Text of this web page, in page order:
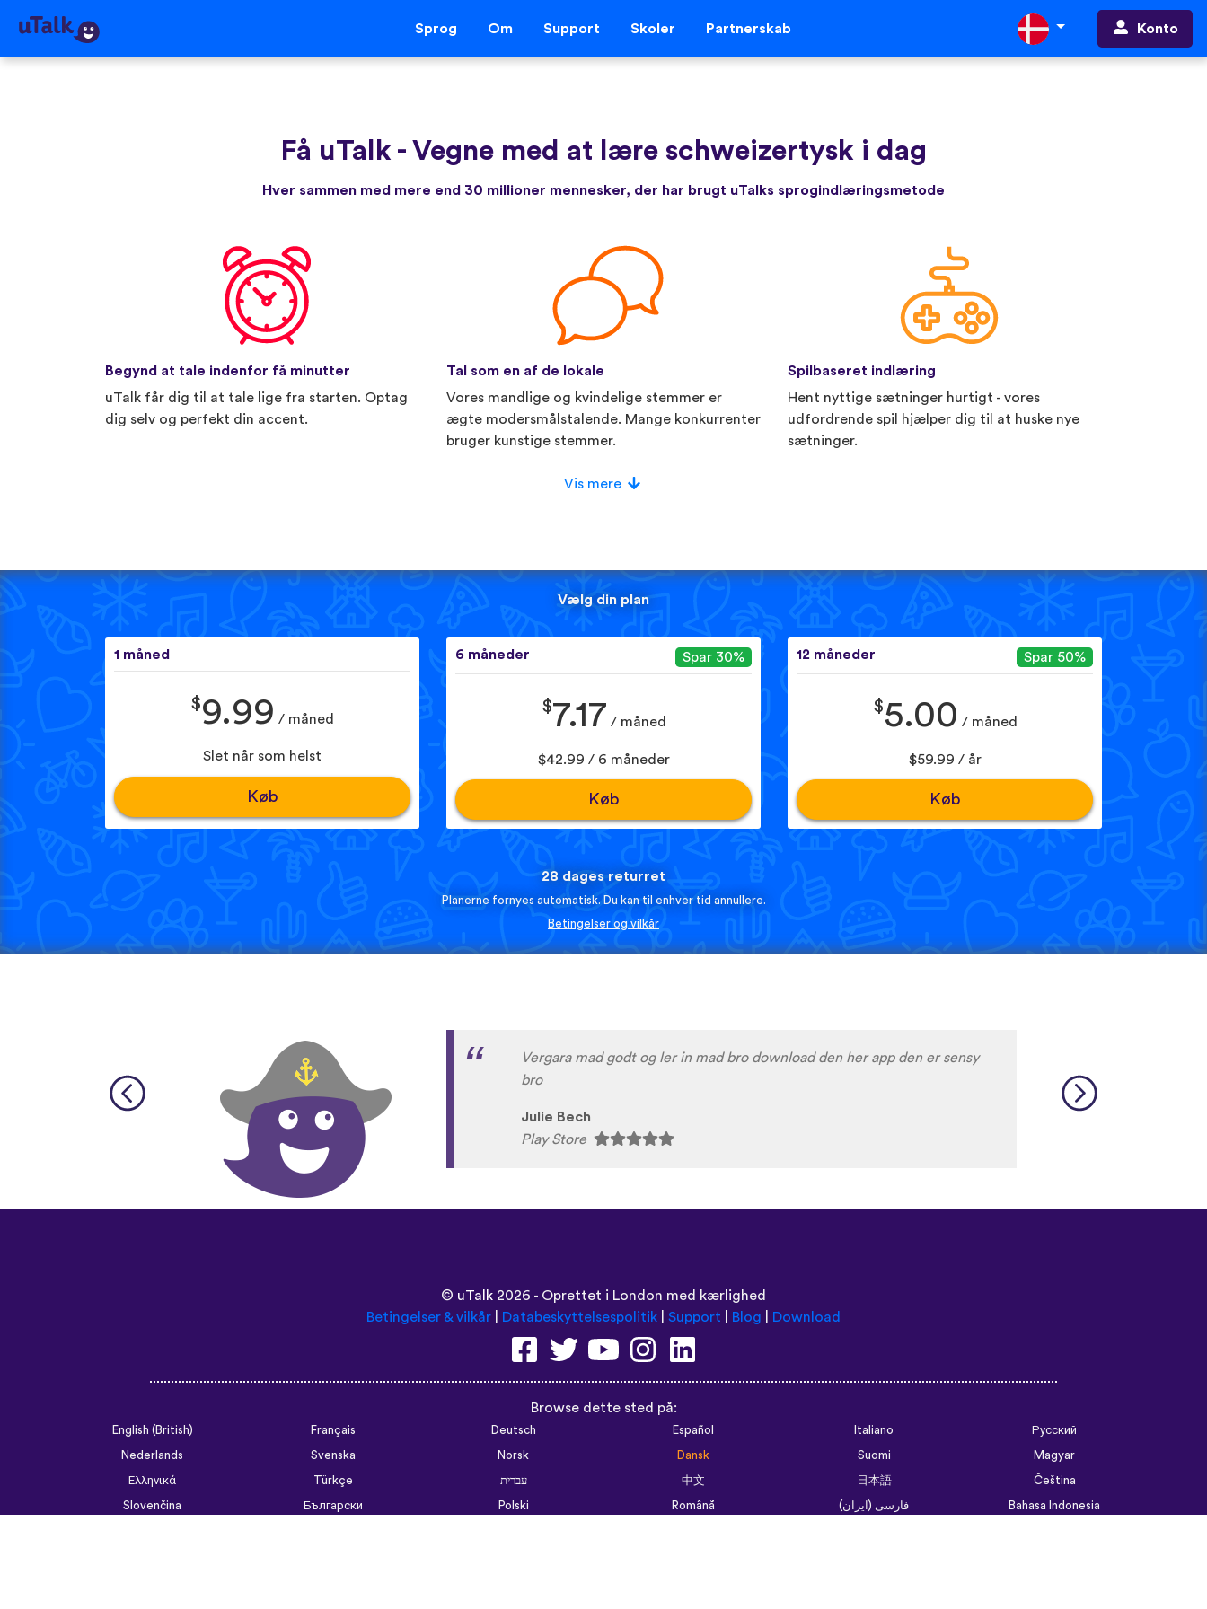
Sprog Om Support Skoler Partnerskab Konto
Få uTalk - Vegne med at lære schweizertysk i dag
Hver sammen med mere end 30 millioner mennesker, der har brugt uTalks sprogindlæringsmetode
Begynd at tale indenfor få minutter
uTalk får dig til at tale lige fra starten. Optag
dig selv og perfekt din accent.
Tal som en af de lokale
Vores mandlige og kvindelige stemmer er
ægte modersmålstalende. Mange konkurrenter
bruger kunstige stemmer.
Spilbaseret indlæring
Hent nyttige sætninger hurtigt - vores
udfordrende spil hjælper dig til at huske nye
sætninger.
Vis mere
Vælg din plan
1 måned
$9.99 / måned
Slet når som helst
Køb
6 måneder Spar 30%
$7.17 / måned
$42.99 / 6 måneder
Køb
12 måneder Spar 50%
$5.00 / måned
$59.99 / år
Køb
28 dages returret
Planerne fornyes automatisk. Du kan til enhver tid annullere.
Betingelser og vilkår
Browse dette sted på:
English (British) Français Deutsch Español Italiano
Русский
Ελληνικά
Türkçe עברית 中文 日本語
Čeština
Slovenčina
Български Polski Română فارسی (ایران)
Bahasa Indonesia
ไทย
Tiếng Việt 한국어 Português do Brasil Українська
العربية الرسمية الحديثة
Монгол
Azərbaycan dili